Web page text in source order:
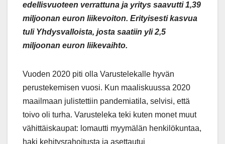
edellisvuoteen verrattuna ja yritys saavutti 1,39
miljoonan euron liikevoiton. Erityisesti kasvua
tuli Yhdysvalloista, josta saatiin yli 2,5
miljoonan euron liikevaihto.
Vuoden 2020 piti olla Varustelekalle hyvän
perustekemisen vuosi. Kun maaliskuussa 2020
maailmaan julistettiin pandemiatila, selvisi, että
toivo oli turha. Varusteleka teki kuten monet muut
vähittäiskaupat: lomautti myymälän henkilökuntaa,
haki kehitysrahoitusta ja asettautui